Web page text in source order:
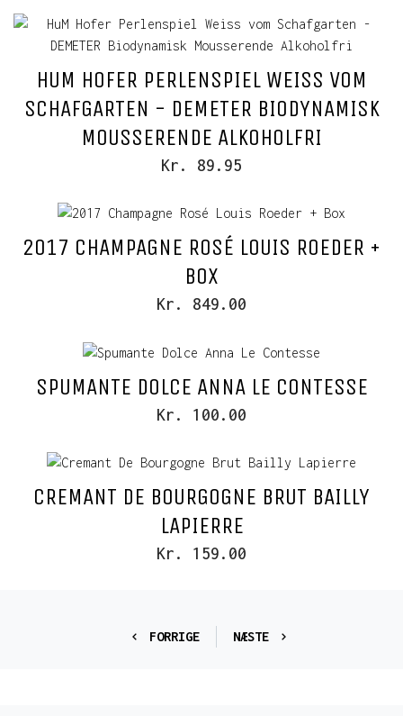
HUM HOFER PERLENSPIEL WEISS VOM
SCHAFGARTEN - DEMETER BIODYNAMISK
MOUSSERENDE ALKOHOLFRI
Kr. 89.95
2017 CHAMPAGNE ROSÉ LOUIS ROEDER +
BOX
Kr. 849.00
SPUMANTE DOLCE ANNA LE CONTESSE
Kr. 100.00
CREMANT DE BOURGOGNE BRUT BAILLY
LAPIERRE
Kr. 159.00
FORRIGE NÆSTE